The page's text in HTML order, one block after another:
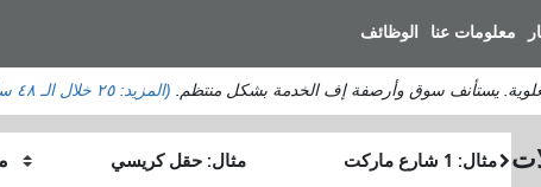
المحتوى
الرئيسي
معلومات عنا الوظائف
يستأنف سوق وأرصفة إف الخدمة بشكل منتظم. (المزيد:٢٥ خلال الـ ٤٨ ساعة الماضية)
البداية
النهاية
كيف